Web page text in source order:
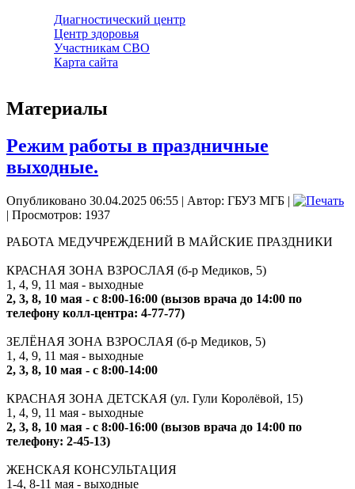
Диагностический центр
Центр здоровья
Участникам СВО
Карта сайта
Материалы
Режим работы в праздничные
выходные.
Опубликовано 30.04.2025 06:55 | Автор: ГБУЗ МГБ |
| Просмотров: 1937
РАБОТА МЕДУЧРЕЖДЕНИЙ В МАЙСКИЕ ПРАЗДНИКИ
КРАСНАЯ ЗОНА ВЗРОСЛАЯ (б-р Медиков, 5)
1, 4, 9, 11 мая - выходные
2, 3, 8, 10 мая - с 8:00-16:00 (вызов врача до 14:00 по
телефону колл-центра: 4-77-77)
ЗЕЛЁНАЯ ЗОНА ВЗРОСЛАЯ (б-р Медиков, 5)
1, 4, 9, 11 мая - выходные
2, 3, 8, 10 мая - с 8:00-14:00
КРАСНАЯ ЗОНА ДЕТСКАЯ (ул. Гули Королёвой, 15)
1, 4, 9, 11 мая - выходные
2, 3, 8, 10 мая - с 8:00-16:00 (вызов врача до 14:00 по
телефону: 2-45-13)
ЖЕНСКАЯ КОНСУЛЬТАЦИЯ
1-4, 8-11 мая - выходные